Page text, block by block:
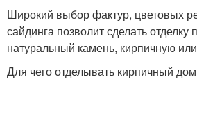
Широкий выбор фактур, цветовых
сайдинга позволит сделать отделку
натуральный камень, кирпичную
Для чего отделывать кирпичный